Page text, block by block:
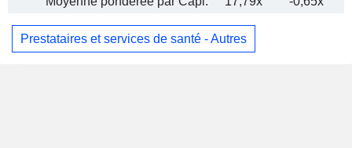
Prestataires et services de santé - Autres